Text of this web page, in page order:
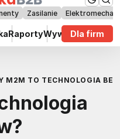
Zasilanie
RaportyWywiadyDla firm
M2M TO TECHNOLOGIA BEZ